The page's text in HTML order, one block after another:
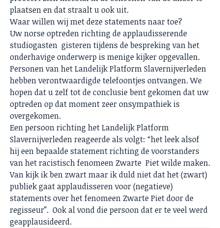
plaatsen en dat straalt u ook uit.
Waar willen wij met deze statements naar toe?
Uw norse optreden richting de applaudisserende
studiogasten gisteren tijdens de bespreking van het
onderhavige onderwerp is menige kijker opgevallen.
Personen van het Landelijk Platform Slavernijverleden
hebben verontwaardigde telefoontjes ontvangen. We
hopen dat u zelf tot de conclusie bent gekomen dat uw
optreden op dat moment zeer onsympathiek is
overgekomen.
Een persoon richting het Landelijk Platform
Slavernijverleden reageerde als volgt: “het leek alsof
hij een bepaalde statement richting de voorstanders
van het racistisch fenomeen Zwarte Piet wilde maken.
Van kijk ik ben zwart maar ik duld niet dat het (zwart)
publiek gaat applaudisseren voor (negatieve)
statements over het fenomeen Zwarte Piet door de
regisseur”. Ook al vond die persoon dat er te veel werd
geapplausideerd.